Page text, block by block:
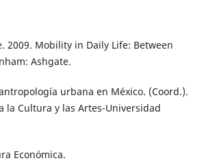
2009. Mobility in Daily Life: Between
Ashgate.
urbana en México. (Coord.).
la Cultura y las Artes-Universidad
Económica.